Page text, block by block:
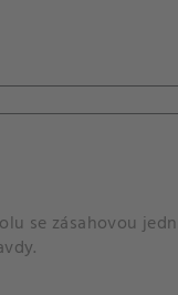
se zásahovou